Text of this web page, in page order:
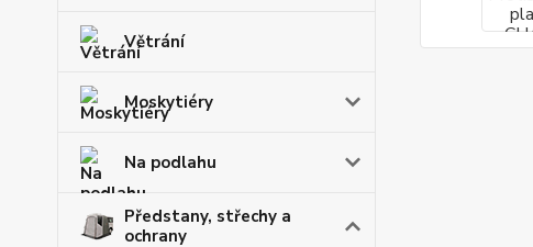
Větrání
Moskytiéry
Na podlahu
Předstany, střechy a
ochrany